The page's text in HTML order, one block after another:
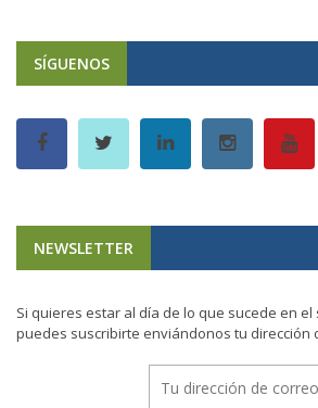
SÍGUENOS
NEWSLETTER
Si quieres estar al día de lo que sucede en
puedes suscribirte enviándonos tu dirección